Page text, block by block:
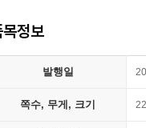
정보
발행일
쪽수, 무게, 크기